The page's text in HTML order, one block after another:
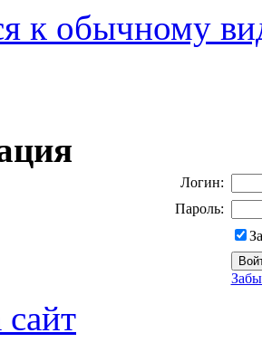
к обычному
Логин:
Пароль: